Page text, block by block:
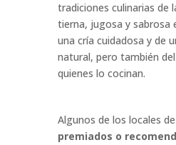
tradiciones culinarias de
tierna, jugosa y sabrosa
una cría cuidadosa y de
natural, pero también
quienes lo cocinan.
Algunos de los locales
premiados o